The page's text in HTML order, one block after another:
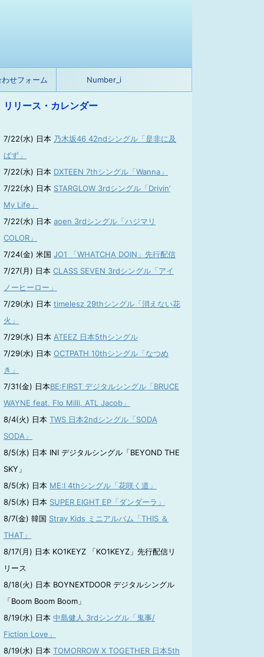
せフォーム Number_i
リリース・カレンダー
7/22(水) 日本 乃木坂46 42ndシングル「是非に及
ばず」
7/22(水) 日本 DXTEEN 7thシングル「Wanna」
7/22(水) 日本 STARGLOW 3rdシングル「Drivin’
My Life」
7/22(水) 日本 aoen 3rdシングル「ハジマリ
COLOR」
7/24(金) 米国 JO1 「WHATCHA DOIN」先行配信
7/27(月) 日本 CLASS SEVEN 3rdシングル「アイ
ノーヒーロー」
7/29(水) 日本 timelesz 29thシングル「消えない花
火」
7/29(水) 日本 ATEEZ 日本5thシングル
7/29(水) 日本 OCTPATH 10thシングル「なつめ
き」
7/31(金) 日本BE:FIRST デジタルシングル「BRUCE
WAYNE feat. Flo Milli, ATL Jacob」
8/4(火) 日本 TWS 日本2ndシングル「SODA
SODA」
8/5(水) 日本 INI デジタルシングル「BEYOND THE
SKY」
8/5(水) 日本 ME:I 4thシングル「花咲く道」
8/5(水) 日本 SUPER EIGHT EP「ダンダーラ」
8/7(金) 韓国 Stray Kids ミニアルバム「THIS ＆
THAT」
8/17(月) 日本 KO1KEYZ 「KO1KEYZ」先行配信リ
リース
8/18(火) 日本 BOYNEXTDOOR デジタルシングル
「Boom Boom Boom」
8/19(水) 日本 中島健人 3rdシングル「鬼事/
Fiction Love」
8/19(水) 日本 TOMORROW X TOGETHER 日本5th